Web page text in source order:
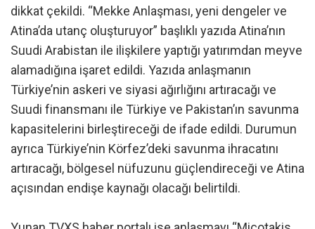
dikkat çekildi. “Mekke Anlaşması, yeni dengeler ve
Atina’da utanç oluşturuyor” başlıklı yazıda Atina’nın
Suudi Arabistan ile ilişkilere yaptığı yatırımdan meyve
alamadığına işaret edildi. Yazıda anlaşmanın
Türkiye’nin askeri ve siyasi ağırlığını artıracağı ve
Suudi finansmanı ile Türkiye ve Pakistan’ın savunma
kapasitelerini birleştireceği de ifade edildi. Durumun
ayrıca Türkiye’nin Körfez’deki savunma ihracatını
artıracağı, bölgesel nüfuzunu güçlendireceği ve Atina
açısından endişe kaynağı olacağı belirtildi.